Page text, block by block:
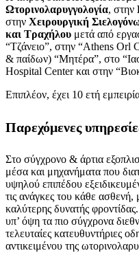
Ωτορινολαρυγγολογία, στην
στην Χειρουργική
και Τραχήλου μετά από
“Τζάνειο”, στην “Athens Orl
& παίδων) “Μητέρα”, στο
Hospital Center και στην
Επιπλέον, έχει 10 ετή
Παρεχόμενες
Στο σύγχρονο & άρτια
μέσα και μηχανήματα που
υψηλού επιπέδου
τις ανάγκες του κάθε
καλύτερης δυνατής
υπ’ όψη τα πιο σύγχρονα
τελευταίες κατευθυντήριες
αντικειμένου της